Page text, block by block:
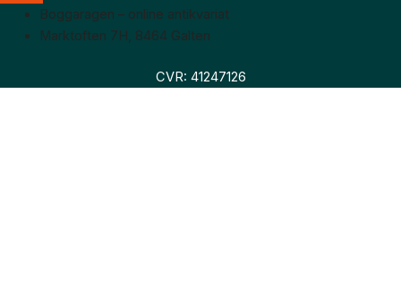
Boggaragen – online antikvariat
Marktoften 7H, 8464 Galten
CVR: 41247126